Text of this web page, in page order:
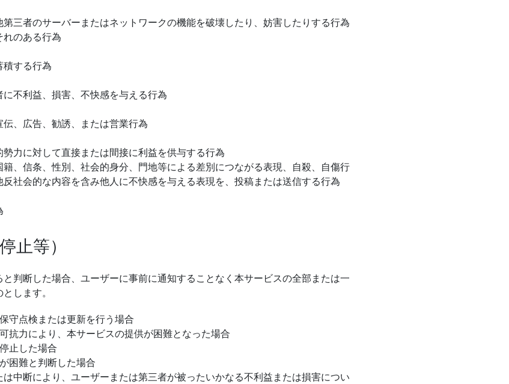
三者のサーバーまたはネットワークの機能を破壊したり、妨害したりする行為
のある行為
する行為
不利益、損害、不快感を与える行為
、広告、勧誘、または営業行為
力に対して直接または間接に利益を供与する行為
、信条、性別、社会的身分、門地等による差別につながる表現、自殺、自傷行
社会的な内容を含み他人に不快感を与える表現を、投稿または送信する行為
止等）
判断した場合、ユーザーに事前に通知することなく本サービスの全部または一
します。
守点検または更新を行う場合
抗力により、本サービスの提供が困難となった場合
止した場合
困難と判断した場合
中断により、ユーザーまたは第三者が被ったいかなる不利益または損害につい